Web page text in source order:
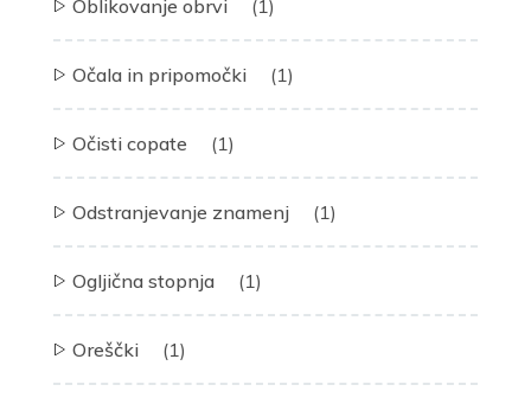
Oblikovanje obrvi (1)
Očala in pripomočki (1)
Očisti copate (1)
Odstranjevanje znamenj (1)
Ogljična stopnja (1)
Oreščki (1)